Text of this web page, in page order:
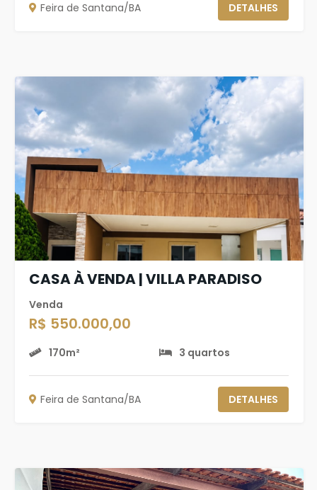
Feira de Santana/BA DETALHES
CASA À VENDA | VILLA PARADISO
Venda
R$ 550.000,00
170m² 3 quartos
Feira de Santana/BA DETALHES